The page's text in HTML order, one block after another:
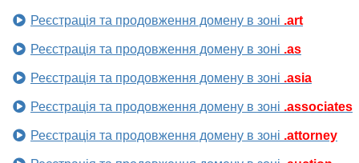
Реєстрація та продовження домену в зоні .art
Реєстрація та продовження домену в зоні .as
Реєстрація та продовження домену в зоні .asia
Реєстрація та продовження домену в зоні .associates
Реєстрація та продовження домену в зоні .attorney